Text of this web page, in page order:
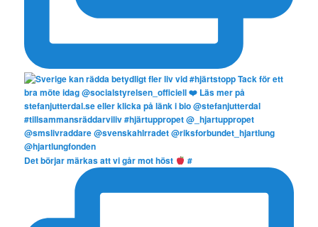
Det börjar märkas att vi går mot höst #